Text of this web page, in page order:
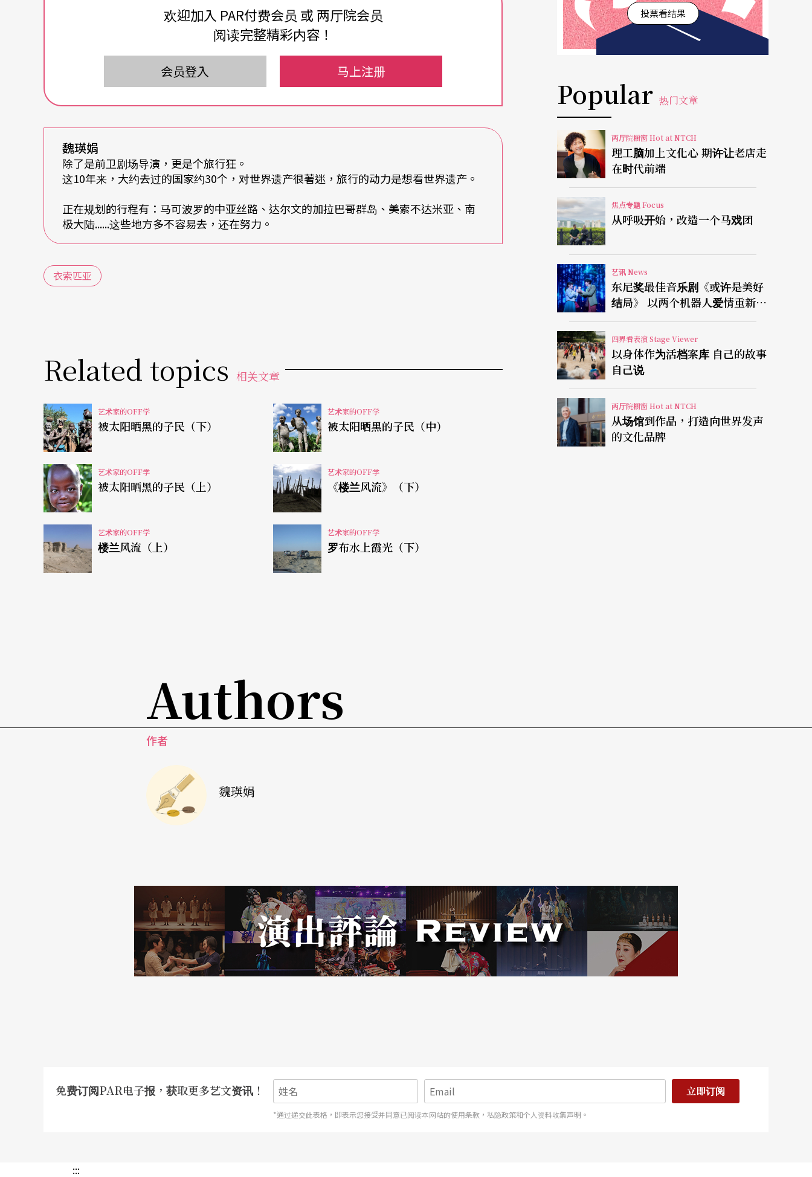
而成，是基督宗教教堂中最具特色之一。Lalibela古城共有十一座规模式样不一的地下岩洞教
堂，一九七八年全数列入世界遗产。
教堂内部。正在祈祷的妇女。彷若一座巨大的地底迷宫，教堂之间有凿开的地道相连，我们就著
时看见幽暗的斗室里教堂僧侣埋首低声吟念经文，有时弯腰穿过湿凉的地道闻见陈年泛潮霉霭，
有时攀爬陡峭的石梯推开小门发现自己刚行过一块巨石的核心……西元四世纪衣索匹亚成为基督
教国家，十二世纪Zagwe王朝Lalibela国王动用四万人力凿建这些巨大地下教堂。远处的山坡取
名为髑髅地（Calvary），流经城中的小河唤做约旦河（Yordanos），据说受到天启的Lalibela国
王谨遵上帝宝训，要将 Lalibela城建成「新耶路撒冷」。
（N1-03）
各样乐器和琴、瑟、鼓、钹、锣作乐舞踊……大卫在耶和华面前极力跳舞……」我不禁想起《旧
约》里关于大卫王在耶路撒冷迎接约柜的狂舞描述。据考证，衣索匹亚的主显节仪式仍保留著旧
约时代古以色列人的吟唱方法和步态，他们摇晃著比金字塔历史还古老的铜制Sistra铃，叮叮呤
呤迷魅梦幻，彷若招唤著久远而神秘的过往。
（N1-04）
教堂通道前读经的老者。这是最寻常可见的场景，僧侣、庶民、妇女、行乞的人……穿披白袍手
执经书在岩壁转角或凹陷处沉思诵读，整座古城仿佛沐浴神恩平和满足。不同于西方基督宗教，
衣索匹亚东正教（Ethiopian Orthodox）的信仰传统源于古犹太教，信仰核心环绕对约柜的崇
拜，他们声称神秘遗失的约柜就存放在Axum古城的锡安圣母玛利亚教堂（Church of Our Lady
那就是Tabot啊，Dessale神迷地说。我们紧盯教士头上包裹华丽锦缎的Tabot亦步亦趋，即便是
当地住民的Dessale也才一年得见一次。Dessale渴望成为教士，那是许多衣索匹亚少年的梦想，
帝借摩西之手写下的律法石版。Dessale只淡淡地说这秘密大概只有Axum圣堂约柜的最高护卫祭
司知道……不过他们崇敬每一块Tabot，即便只是复制品，那是神与人的神圣约定，如天边彩虹
般美好……我看著Dessale早慧晶亮的眼神，不禁莞尔。教士们又开始击打Kebero吟唱起来，De
欢迎加入 PAR付费会员 或 两厅院会员
阅读完整精彩内容！
会员登入 马上注册
魏瑛娟
除了是前卫剧场导演，更是个旅行狂。
这10年来，大约去过的国家约30个，对世界遗产很著迷，旅行的动力是想看世界遗产。
正在规划的行程有：马可波罗的中亚丝路、达尔文的加拉巴哥群岛、美索不达米亚、南
极大陆......这些地方多不容易去，还在努力。
衣索匹亚
Related topics 相关文章
艺术家的OFF学
被太阳晒黑的子民（下）
艺术家的OFF学
被太阳晒黑的子民（中）
艺术家的OFF学
被太阳晒黑的子民（上）
艺术家的OFF学
《楼兰风流》（下）
艺术家的OFF学
楼兰风流（上）
艺术家的OFF学
罗布水上霞光（下）
投票看结果
Popular 热门文章
两厅院橱窗 Hot at NTCH
理工脑加上文化心 期许让老店走
在时代前端
焦点专题 Focus
从呼吸开始，改造一个马戏团
艺讯 News
东尼奖最佳音乐剧《或许是美好
结局》 以两个机器人爱情重新凝
视有限人生
四界看表演 Stage Viewer
以身体作为活档案库 自己的故事
自己说
两厅院橱窗 Hot at NTCH
从场馆到作品，打造向世界发声
的文化品牌
Authors
作者
魏瑛娟
免费订阅PAR电子报，获取更多艺文资讯！ 立即订阅
*通过递交此表格，即表示您接受并同意已阅读本网站的使用条款，私隐政策和个人资料收集声明。
:::